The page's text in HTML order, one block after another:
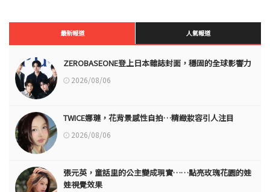
最新報道 人氣報道
ZEROBASEONE登上日本雜誌封面，穩固的全球影響力
2026/08/06
TWICE娜璉，花背景感性自拍…精緻妝容引人注目
2026/08/06
張元英，童話里的公主變成現實……點亮玫瑰花園的娃
娃視覺效果